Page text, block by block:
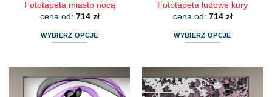
Fototapeta miasto nocą
cena od: 714 zł
WYBIERZ OPCJE
ma
wiele
Fototapeta ludowe kury
cena od: 714 zł
WYBIERZ OPCJE
ma
wiele